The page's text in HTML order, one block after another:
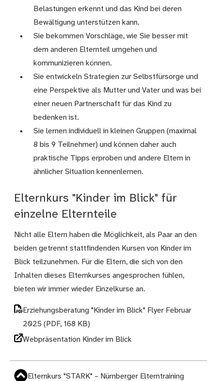
Belastungen erkennt und das Kind bei deren
Bewältigung unterstützen kann.
Sie bekommen Vorschläge, wie Sie besser mit
dem anderen Elternteil umgehen und
kommunizieren können.
Sie entwickeln Strategien zur Selbstfürsorge und
eine Perspektive als Mutter und Vater und was bei
einer neuen Partnerschaft für das Kind zu
bedenken ist.
Sie lernen individuell in kleinen Gruppen (maximal
8 bis 9 Teilnehmer) und können daher auch
praktische Tipps erproben und andere Eltern in
ähnlicher Situation kennenlernen.
Elternkurs "Kinder im Blick" für
einzelne Elternteile
Nicht alle Eltern haben die Möglichkeit, als Paar an den
beiden getrennt stattfindenden Kursen von Kinder im
Blick teilzunehmen. Für die Eltern, die sich von den
Inhalten dieses Elternkurses angesprochen fühlen,
bieten wir immer wieder Einzelkurse an.
Erziehungsberatung "Kinder im Blick" Flyer Februar
2025(PDF, 168 KB)
Webpräsentation Kinder im Blick
Elternkurs "STARK" – Nürnberger Elterntraining